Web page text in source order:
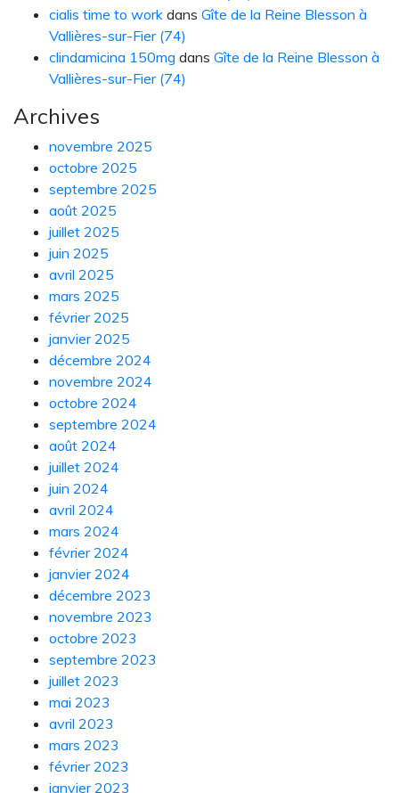
cialis time to work dans Gîte de la Reine Blesson à
Vallières-sur-Fier (74)
clindamicina 150mg dans Gîte de la Reine Blesson à
Vallières-sur-Fier (74)
Archives
novembre 2025
octobre 2025
septembre 2025
août 2025
juillet 2025
juin 2025
avril 2025
mars 2025
février 2025
janvier 2025
décembre 2024
novembre 2024
octobre 2024
septembre 2024
août 2024
juillet 2024
juin 2024
avril 2024
mars 2024
février 2024
janvier 2024
décembre 2023
novembre 2023
octobre 2023
septembre 2023
juillet 2023
mai 2023
avril 2023
mars 2023
février 2023
janvier 2023